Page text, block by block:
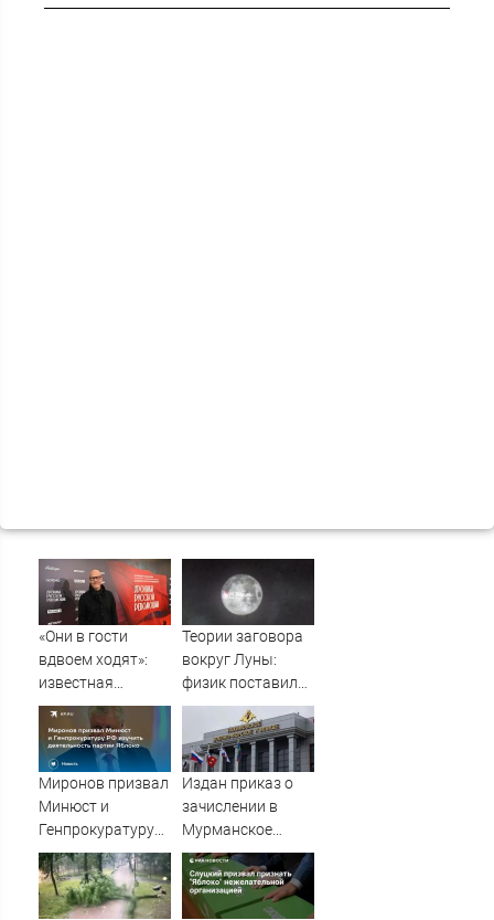
«Они в гости
вдвоем ходят»:
известная
журналистка
подтвердила
роман
Бондарчука и
Исаковой
Теории заговора
вокруг Луны:
физик поставил
под сомнение
снимки NASA
Миронов призвал
Минюст и
Генпрокуратуру
РФ изучить
деятельность
партии Яблоко
Издан приказ о
зачислении в
Мурманское
нахимовское
училище